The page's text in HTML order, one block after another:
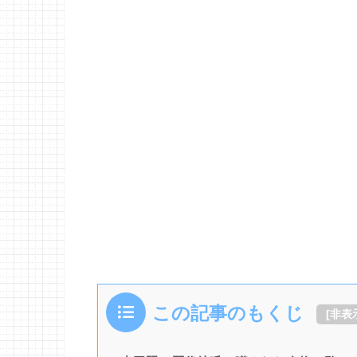
この記事のもくじ [非表